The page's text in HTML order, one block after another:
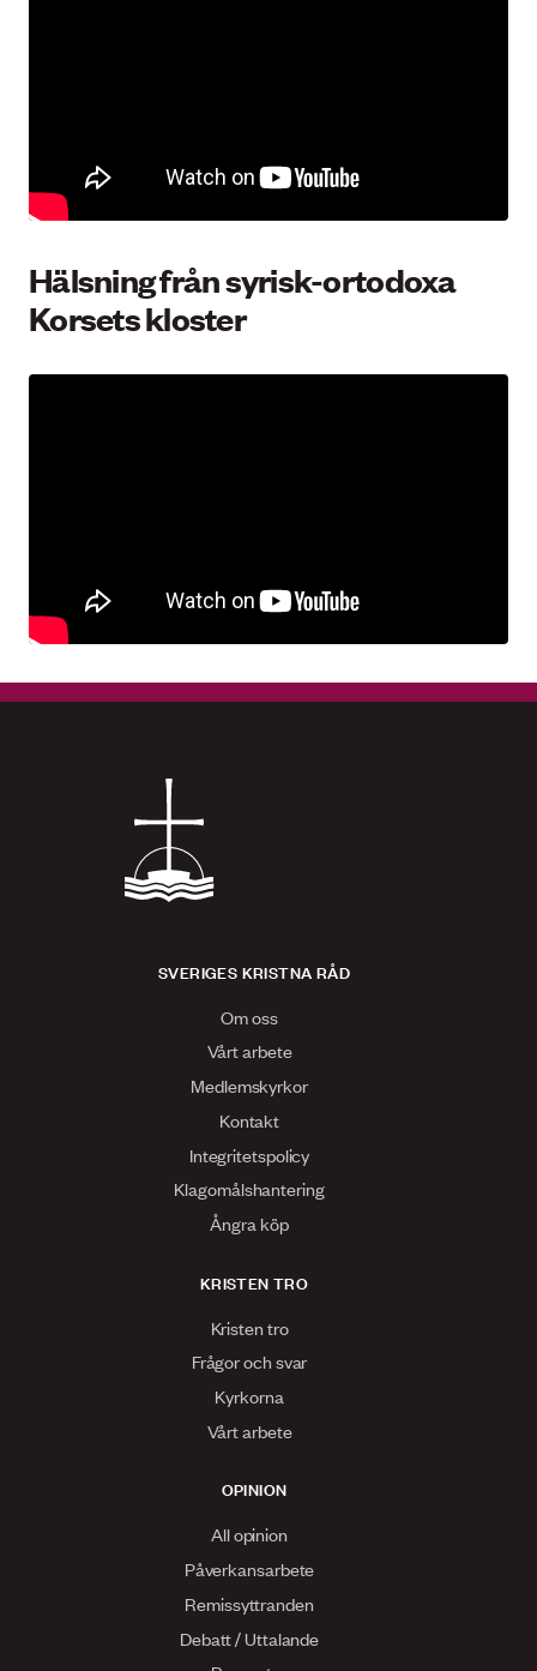
Hälsning från syrisk-ortodoxa
Korsets kloster
SVERIGES KRISTNA RÅD
Om oss
Vårt arbete
Medlemskyrkor
Kontakt
Integritetspolicy
Klagomålshantering
Ångra köp
KRISTEN TRO
Kristen tro
Frågor och svar
Kyrkorna
Vårt arbete
OPINION
All opinion
Påverkansarbete
Remissyttranden
Debatt / Uttalande